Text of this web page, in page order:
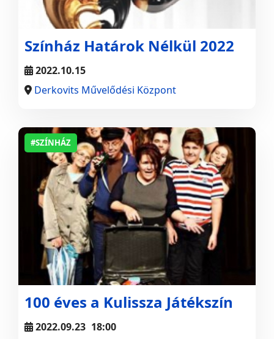
Színház Határok Nélkül 2022
2022.10.15
Derkovits Művelődési Központ
#SZÍNHÁZ
100 éves a Kulissza Játékszín
2022.09.23 18:00